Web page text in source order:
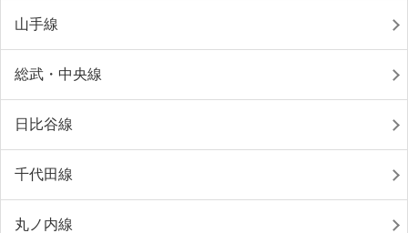
山手線
総武・中央線
日比谷線
千代田線
丸ノ内線